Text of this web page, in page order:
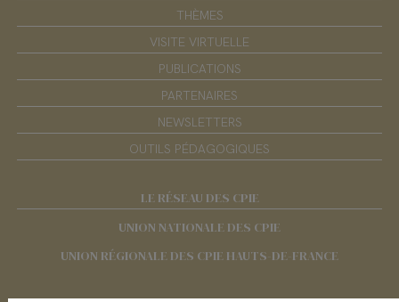
THÈMES
VISITE VIRTUELLE
PUBLICATIONS
PARTENAIRES
NEWSLETTERS
OUTILS PÉDAGOGIQUES
LE RÉSEAU DES CPIE
UNION NATIONALE DES CPIE
UNION RÉGIONALE DES CPIE HAUTS-DE-FRANCE